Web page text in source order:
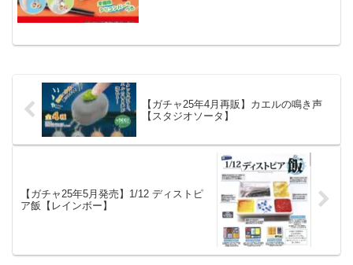
【ガチャ25年4月再販】カエルの鳴き声
【スタジオソータ】
【ガチャ25年5月発売】1/12 ディストピ
ア飯【レインボー】